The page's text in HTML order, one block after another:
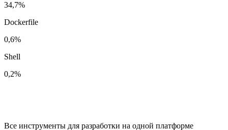
34,7%
Dockerfile
0,6%
Shell
0,2%
Все инструменты для разработки на одной платформе